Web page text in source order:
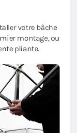
votre bâche
montage, ou
pliante.